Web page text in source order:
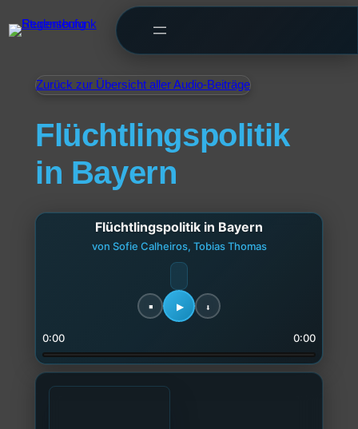
Zurück zur Übersicht aller Audio-Beiträge
Flüchtlingspolitik
in Bayern
Flüchtlingspolitik in Bayern
von Sofie Calheiros, Tobias Thomas
0:00 0:00